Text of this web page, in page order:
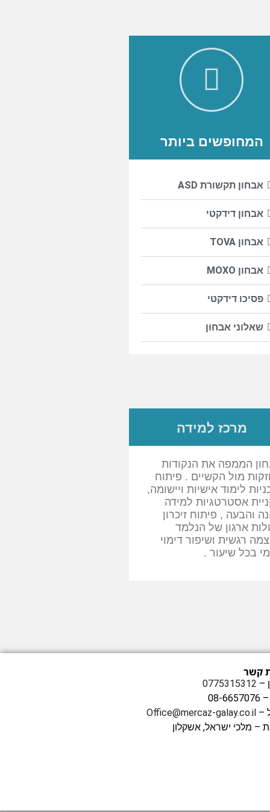
המחופשים ביותר
אבחון תקשורת ASD
אבחון דידקטי
אבחון TOVA
אבחון MOXO​
פסיכו דידקטי
שאלוני אבחון
מרכז למידה
הממפה את הנקודות
מול הקשיים . פיתוח
לימוד אישיות ויישומה,
אסטרטגיות למידה
והבעה , פיתוח זיכרון
ארגון של הנלמד
רגשית ושיפור דימוי
בכל שיעור .
קשר
–
0775315312
–
Office@mercaz-galay.co.il
– מלכי ישראל, אשקלון